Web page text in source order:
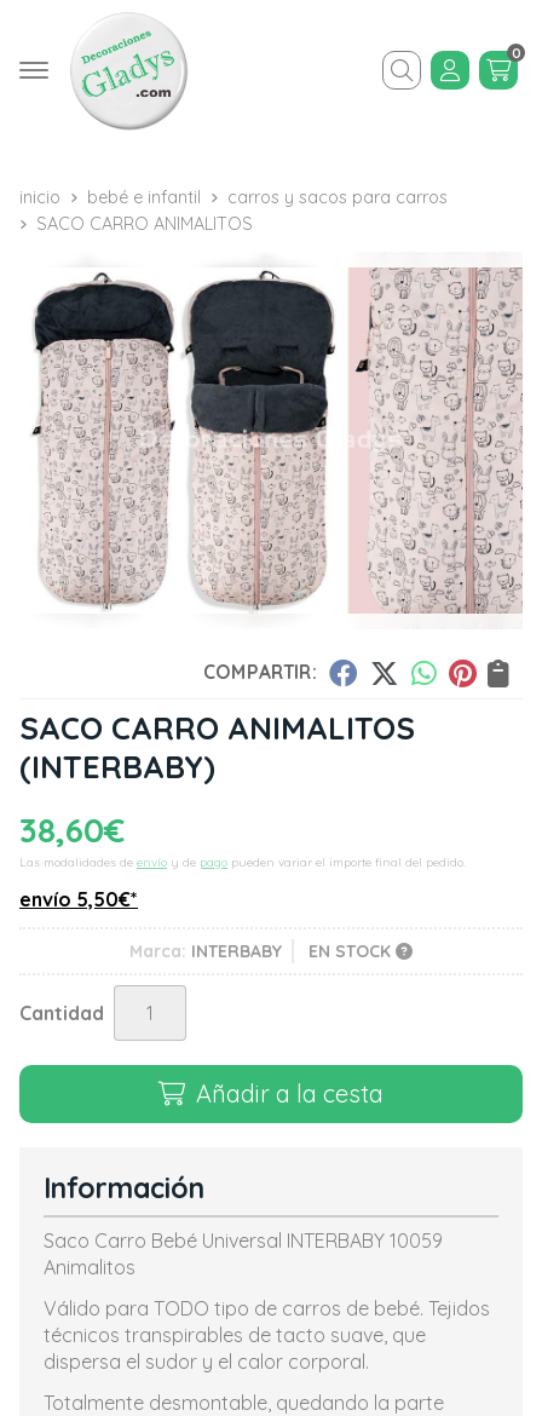
Buscar
0
inicio bebé e infantil
carros y sacos para carros
SACO CARRO ANIMALITOS
COMPARTIR:
SACO CARRO ANIMALITOS
(INTERBABY)
38,60€
Las modalidades de envío y de pago pueden variar el importe final del pedido.
envío 5,50€*
Marca: INTERBABY EN STOCK
Cantidad
Añadir a la cesta
Información
Saco Carro Bebé Universal INTERBABY 10059
Animalitos
Válido para TODO tipo de carros de bebé. Tejidos
técnicos transpirables de tacto suave, que
dispersa el sudor y el calor corporal.
Totalmente desmontable, quedando la parte